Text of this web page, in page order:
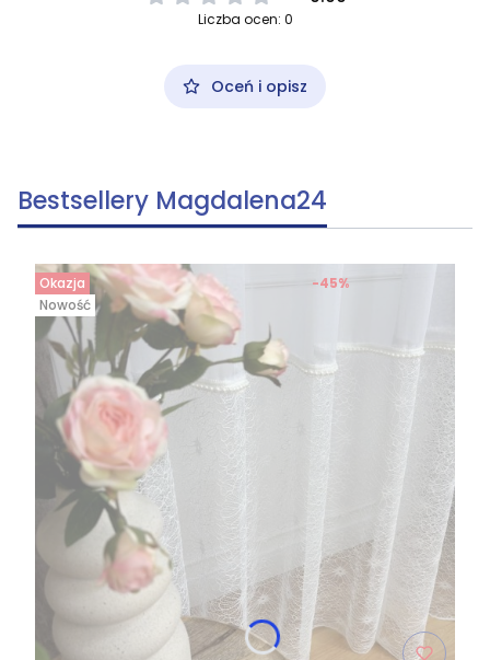
Liczba ocen: 0
Oceń i opisz
Bestsellery Magdalena24
Okazja
Nowość
-45%